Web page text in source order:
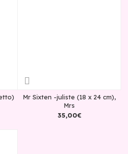
Mr Sixten -juliste (18 x 24 cm),
Mrs
35,00€